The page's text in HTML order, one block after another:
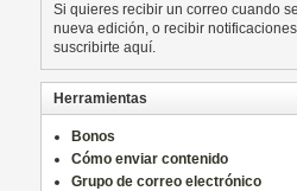
Si quieres recibir un correo cuando
nueva edición, o recibir
suscribirte aquí.
Herramientas
Bonos
Cómo enviar contenido
Grupo de correo electrónico